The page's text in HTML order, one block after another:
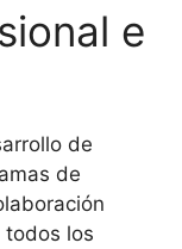
e
de
de
todos los